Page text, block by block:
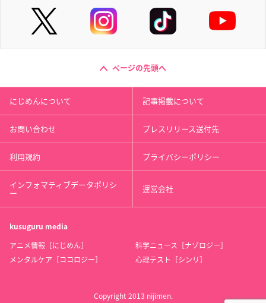
ページの先頭へ
にじめんについて 記事掲載について
お問い合わせ プレスリリース送付先
利用規約 プライバシーポリシー
インフォマティブデータポリシ
ー 運営会社
kusuguru media
アニメ情報［にじめん］
科学ニュース［ナゾロジー］
メンタルケア［ココロジー］
心理テスト［シンリ］
Copyright 2013 nijimen.